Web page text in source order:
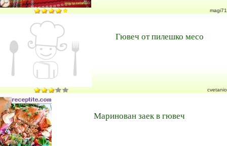
magi71
Гювеч от пилешко месо
cvetanio
Маринован заек в гювеч